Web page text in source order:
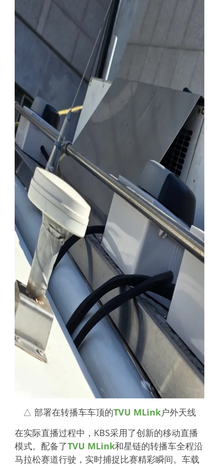
△ 部署在转播车车顶的TVU MLink户外天线
在实际直播过程中，KBS采用了创新的移动直播
模式。配备了TVU MLink和星链的转播车全程沿
马拉松赛道行驶，实时捕捉比赛精彩瞬间。车载